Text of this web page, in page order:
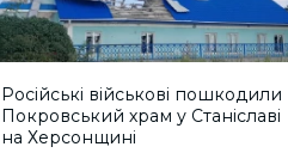
Російські військові пошкодили
Покровський храм у Станіславі
на Херсонщині